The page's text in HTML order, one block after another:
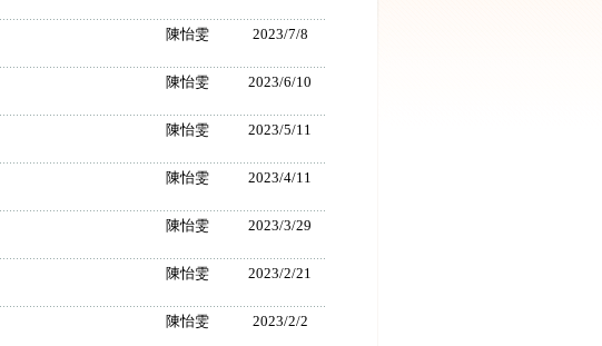
陳怡雯 2023/7/8
陳怡雯 2023/6/10
陳怡雯 2023/5/11
陳怡雯 2023/4/11
陳怡雯 2023/3/29
陳怡雯 2023/2/21
陳怡雯 2023/2/2